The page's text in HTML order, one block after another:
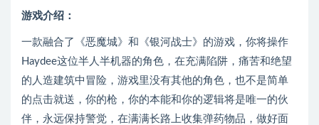
游戏介绍：
一款融合了《恶魔城》和《银河战士》的游戏，你将操作
Haydee这位半人半机器的角色，在充满陷阱，痛苦和绝望
的人造建筑中冒险，游戏里没有其他的角色，也不是简单
的点击就送，你的枪，你的本能和你的逻辑将是唯一的伙
伴，永远保持警觉，在满满长路上收集弹药物品，做好面